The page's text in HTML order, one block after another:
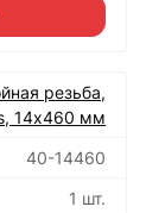
резьба,
14х460 мм
40-14460
1 шт.